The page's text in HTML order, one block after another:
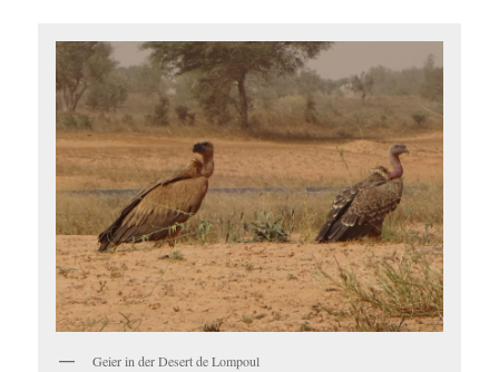
Geier in der Desert de Lompoul